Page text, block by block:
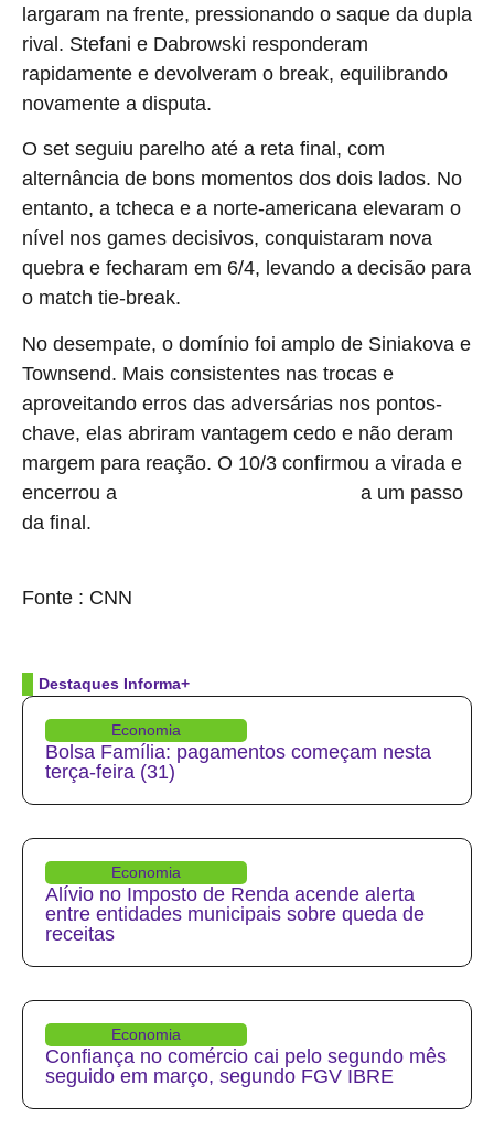
largaram na frente, pressionando o saque da dupla
rival. Stefani e Dabrowski responderam
rapidamente e devolveram o break, equilibrando
novamente a disputa.
O set seguiu parelho até a reta final, com
alternância de bons momentos dos dois lados. No
entanto, a tcheca e a norte-americana elevaram o
nível nos games decisivos, conquistaram nova
quebra e fecharam em 6/4, levando a decisão para
o match tie-break.
No desempate, o domínio foi amplo de Siniakova e
Townsend. Mais consistentes nas trocas e
aproveitando erros das adversárias nos pontos-
chave, elas abriram vantagem cedo e não deram
margem para reação. O 10/3 confirmou a virada e
encerrou a
a um passo
da final.
Fonte : CNN
Destaques Informa+
Economia
Bolsa Família: pagamentos começam nesta
terça-feira (31)
Economia
Alívio no Imposto de Renda acende alerta
entre entidades municipais sobre queda de
receitas
Economia
Confiança no comércio cai pelo segundo mês
seguido em março, segundo FGV IBRE